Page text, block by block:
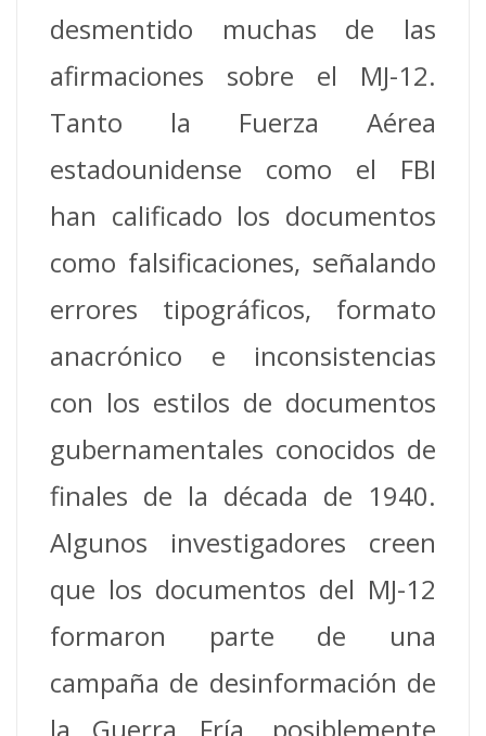
desmentido muchas de las
afirmaciones sobre el MJ-12.
Tanto la Fuerza Aérea
estadounidense como el FBI
han calificado los documentos
como falsificaciones, señalando
errores tipográficos, formato
anacrónico e inconsistencias
con los estilos de documentos
gubernamentales conocidos de
finales de la década de 1940.
Algunos investigadores creen
que los documentos del MJ-12
formaron parte de una
campaña de desinformación de